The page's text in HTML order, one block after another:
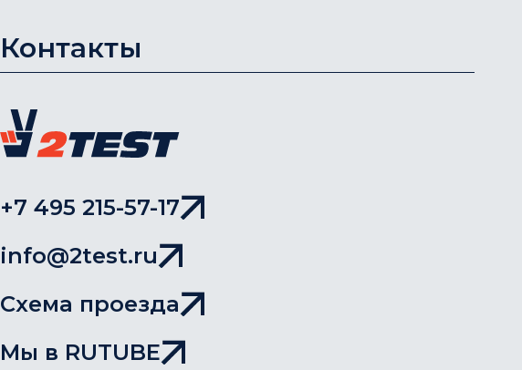
Контакты
+7 495 215-57-17
info@2test.ru
Схема проезда
Мы в RUTUBE